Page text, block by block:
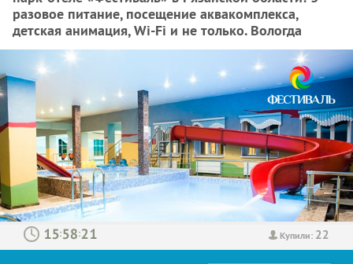
разовое питание, посещение аквакомплекса,
детская анимация, Wi-Fi и не только. Вологда
Купили: 22
: :